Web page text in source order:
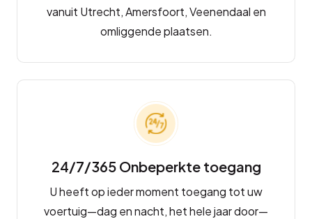
vanuit Utrecht, Amersfoort, Veenendaal en
omliggende plaatsen.
24/7/365 Onbeperkte toegang
U heeft op ieder moment toegang tot uw
voertuig—dag en nacht, het hele jaar door—